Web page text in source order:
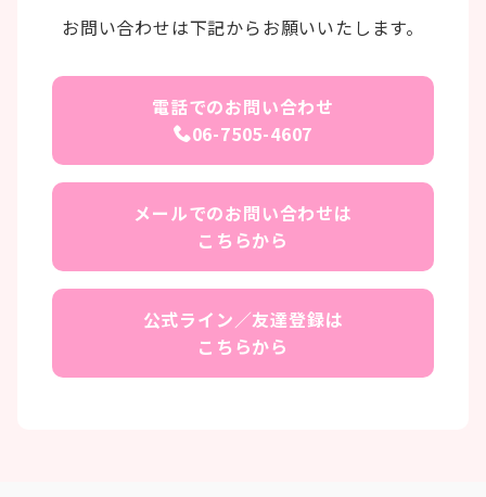
お問い合わせは下記からお願いいたします。
電話でのお問い合わせ
06-7505-4607
メールでのお問い合わせは
こちらから
公式ライン／友達登録は
こちらから